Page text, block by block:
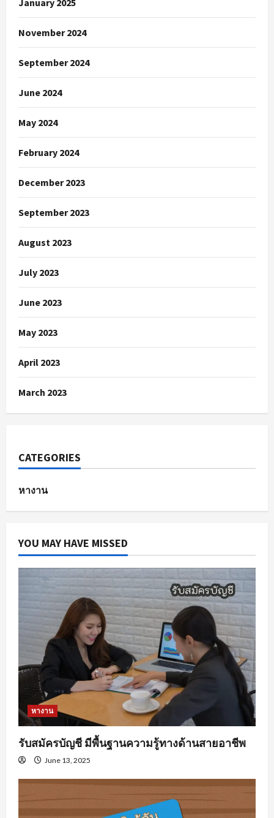
January 2025
November 2024
September 2024
June 2024
May 2024
February 2024
December 2023
September 2023
August 2023
July 2023
June 2023
May 2023
April 2023
March 2023
CATEGORIES
หางาน
YOU MAY HAVE MISSED
หางาน
รับสมัครบัญชี มีพื้นฐานความรู้ทางด้านสายอาชีพ
June 13, 2025